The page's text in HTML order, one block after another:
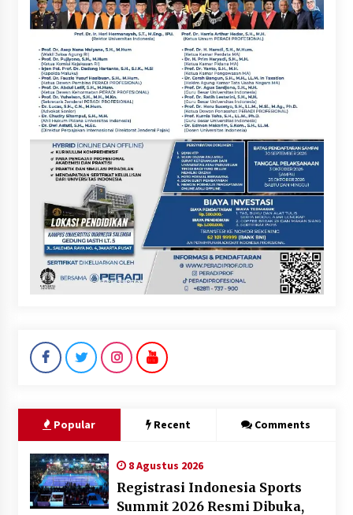
Popular Recent Comments
8 Agustus 2026
Registrasi Indonesia Sports
Summit 2026 Resmi Dibuka,